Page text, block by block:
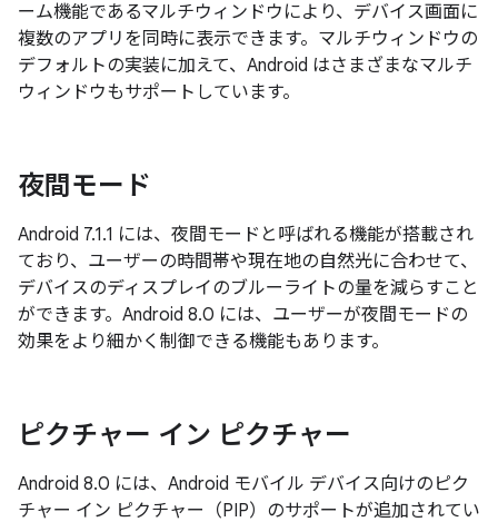
ーム機能であるマルチウィンドウにより、デバイス画面に
複数のアプリを同時に表示できます。マルチウィンドウの
デフォルトの実装に加えて、Android はさまざまなマルチ
ウィンドウもサポートしています。
夜間モード
Android 7.1.1 には、夜間モードと呼ばれる機能が搭載され
ており、ユーザーの時間帯や現在地の自然光に合わせて、
デバイスのディスプレイのブルーライトの量を減らすこと
ができます。Android 8.0 には、ユーザーが夜間モードの
効果をより細かく制御できる機能もあります。
ピクチャー イン ピクチャー
Android 8.0 には、Android モバイル デバイス向けのピク
チャー イン ピクチャー（PIP）のサポートが追加されてい